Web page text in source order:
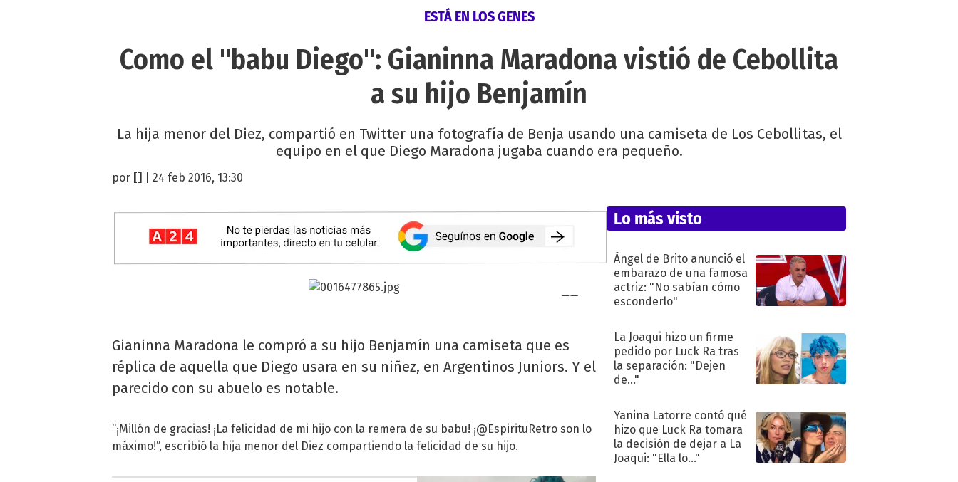
ESTÁ EN LOS GENES
Como el "babu Diego": Gianinna Maradona vistió de Cebollita
a su hijo Benjamín
La hija menor del Diez, compartió en Twitter una fotografía de Benja usando una camiseta de Los Cebollitas, el
equipo en el que Diego Maradona jugaba cuando era pequeño.
por | 24 feb 2016, 13:30
Gianinna Maradona le compró a su hijo Benjamín una camiseta que es
réplica de aquella que Diego usara en su niñez, en Argentinos Juniors. Y el
parecido con su abuelo es notable.
“¡Millón de gracias! ¡La felicidad de mi hijo con la remera de su babu! ¡@EspirituRetro son lo
máximo!”, escribió la hija menor del Diez compartiendo la felicidad de su hijo.
Lo más visto
Ángel de Brito anunció el
embarazo de una famosa
actriz: "No sabían cómo
esconderlo"
La Joaqui hizo un firme
pedido por Luck Ra tras
la separación: "Dejen
de..."
Yanina Latorre contó qué
hizo que Luck Ra tomara
la decisión de dejar a La
Joaqui: "Ella lo..."